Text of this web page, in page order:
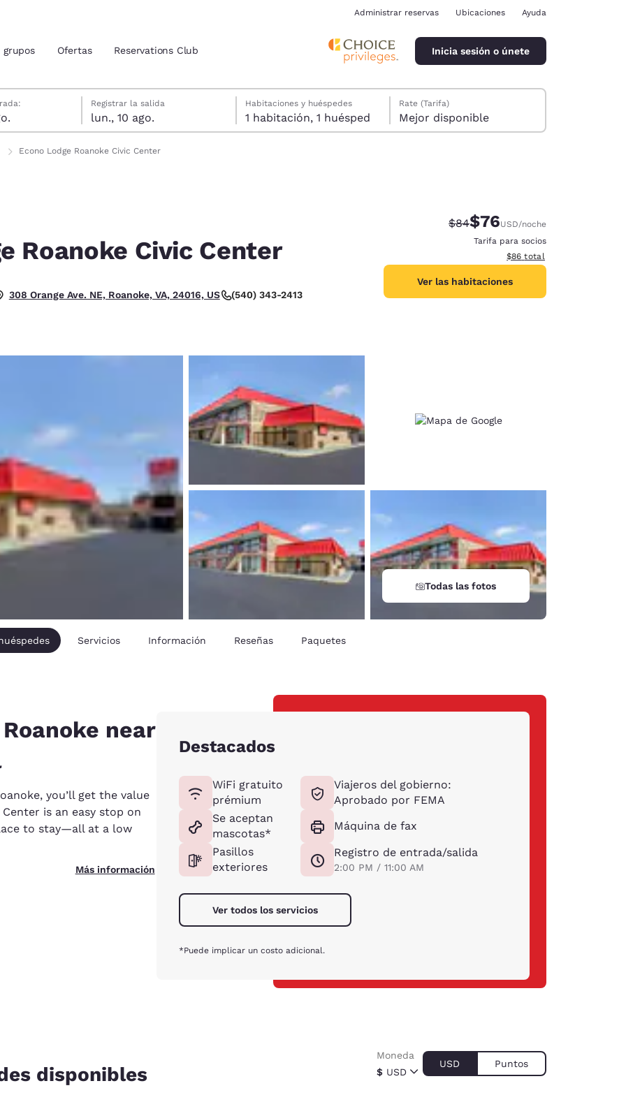
actuales
Español
France
New Zealand
Administrar reservas Ubicaciones Ayuda
grupos Ofertas Reservations Club Inicia sesión o únete
Registrar la salida
lun., 10 ago.
fecha de check-out seleccionada
fecha de check-in seleccionada
Habitaciones y huéspedes
1 habitación, 1 huésped
Rate (Tarifa)
Mejor disponible
Econo Lodge Roanoke Civic Center
Roanoke Civic Center
308 Orange Ave. NE, Roanoke, VA, 24016, US (540) 343-2413
Precio tachado:
$84Precio con descuento:
$76USD/noche
Tarifa para socios
Ver detalles del total
$86 total
Ver las habitaciones
Todas las fotos
Servicios Información Reseñas Paquetes
near
you’ll get the value
is an easy stop on
to stay—all at a low
Más información
Destacados
WiFi gratuito
prémium
Se aceptan
mascotas*
Pasillos
exteriores
Viajeros del gobierno:
Aprobado por FEMA
Máquina de fax
Registro de entrada/salida
2:00 PM / 11:00 AM
Ver todos los servicios
*Puede implicar un costo adicional.
disponibles $ USD
Moneda
USD Puntos